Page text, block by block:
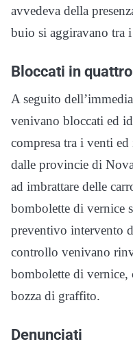
avvedeva della
buio si aggiravano tra
Bloccati in quattro
A seguito
venivano bloccati ed
compresa tra i venti
dalle provincie di
ad imbrattare delle
bombolette di vernice
preventivo intervento
controllo venivano
bombolette di vernice,
bozza di graffito.
Denunciati